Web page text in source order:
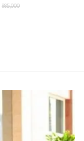
885,000